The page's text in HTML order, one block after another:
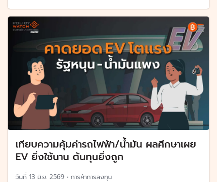
เทียบความคุ้มค่ารถไฟฟ้า/น้ำมัน ผลศึกษาเผย
EV ยิ่งใช้นาน ต้นทุนยิ่งถูก
วันที่ 13 มิ.ย. 2569 • การค้าการลงทุน